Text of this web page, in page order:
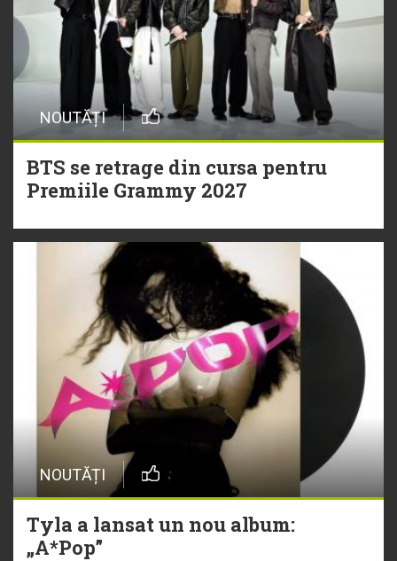
NOUTĂȚI
BTS se retrage din cursa pentru
Premiile Grammy 2027
NOUTĂȚI
Tyla a lansat un nou album:
„A*Pop”